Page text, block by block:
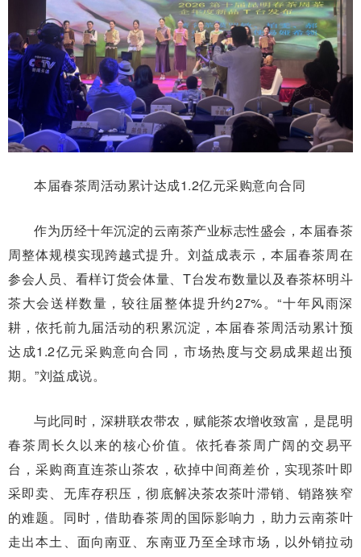
本届春茶周活动累计达成1.2亿元采购意向合同
作为历经十年沉淀的云南茶产业标志性盛会，本届春茶
周整体规模实现跨越式提升。刘益成表示，本届春茶周在
参会人员、看样订货会体量、T台发布数量以及春茶杯明斗
茶大会送样数量，较往届整体提升约27%。“十年风雨深
耕，依托前九届活动的积累沉淀，本届春茶周活动累计预
达成1.2亿元采购意向合同，市场热度与交易成果超出预
期。”刘益成说。
与此同时，深耕联农带农，赋能茶农增收致富，是昆明
春茶周长久以来的核心价值。依托春茶周广阔的交易平
台，采购商直连茶山茶农，砍掉中间商差价，实现茶叶即
采即卖、无库存积压，彻底解决茶农茶叶滞销、销路狭窄
的难题。同时，借助春茶周的国际影响力，助力云南茶叶
走出本土、面向南亚、东南亚乃至全球市场，以外销拉动